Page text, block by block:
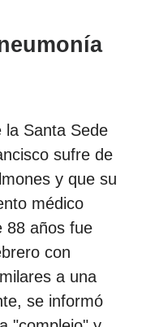
la Santa Sede
sufre de
y que su
médico
88 años fue
con
a una
se informó